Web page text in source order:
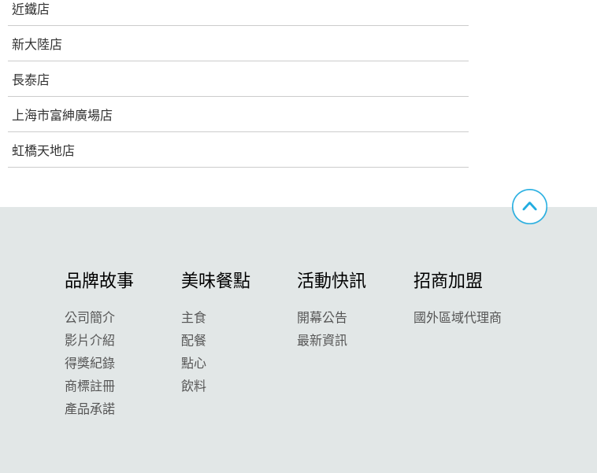
近鐵店
新大陸店
長泰店
上海市富紳廣場店
虹橋天地店
品牌故事
公司簡介
影片介紹
得獎紀錄
商標註冊
產品承諾
美味餐點
主食
配餐
點心
飲料
活動快訊
開幕公告
最新資訊
招商加盟
國外區域代理商